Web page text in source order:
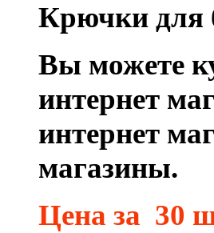
Крючки для
Вы можете
интернет
интернет
магазины.
Цена за 30